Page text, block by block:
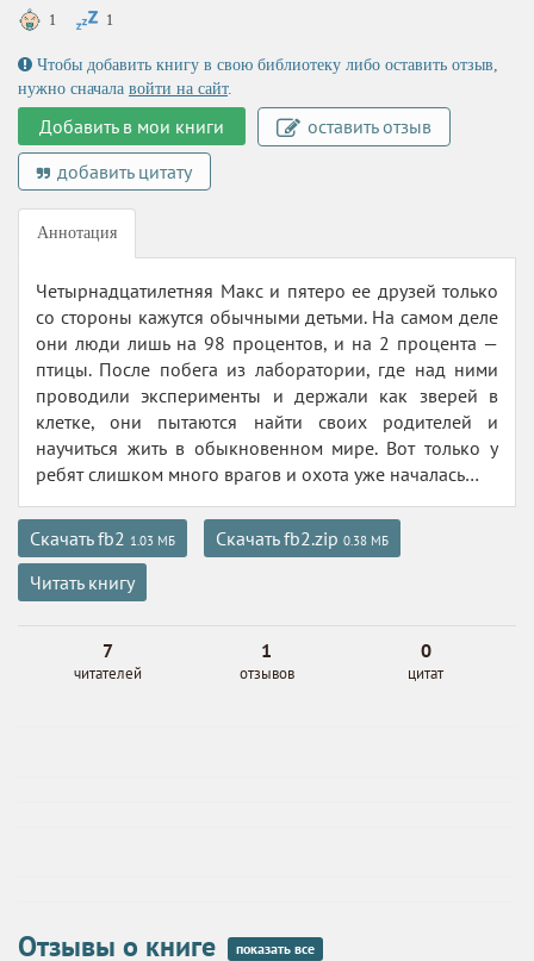
1 1
Чтобы добавить книгу в свою библиотеку либо оставить отзыв,
нужно сначала войти на сайт.
Добавить в мои книги
оставить отзыв
добавить цитату
Аннотация
Четырнадцатилетняя Макс и пятеро ее друзей только
со стороны кажутся обычными детьми. На самом деле
они люди лишь на 98 процентов, и на 2 процента —
птицы. После побега из лаборатории, где над ними
проводили эксперименты и держали как зверей в
клетке, они пытаются найти своих родителей и
научиться жить в обыкновенном мире. Вот только у
ребят слишком много врагов и охота уже началась…
Скачать fb2 1.03 МБ Скачать fb2.zip 0.38 МБ
Читать книгу
7
читателей
1
отзывов
0
цитат
Отзывы о книге показать все